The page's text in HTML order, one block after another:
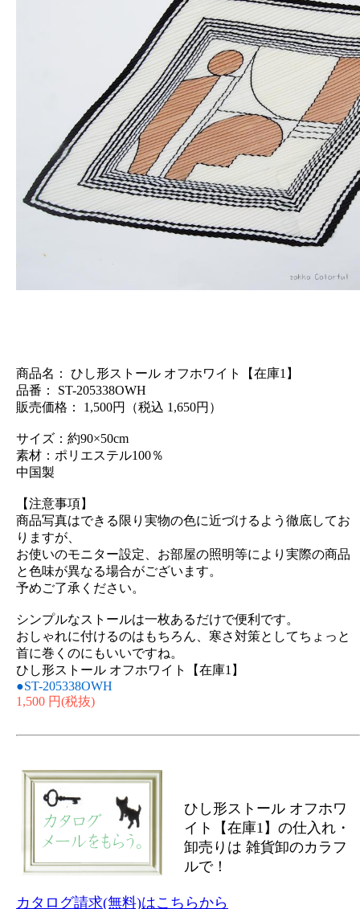
商品名： ひし形ストール オフホワイト【在庫1】
品番： ST-205338OWH
販売価格： 1,500円（税込 1,650円）
サイズ：約90×50cm
素材：ポリエステル100％
中国製
【注意事項】
商品写真はできる限り実物の色に近づけるよう徹底してお
りますが、
お使いのモニター設定、お部屋の照明等により実際の商品
と色味が異なる場合がございます。
予めご了承ください。
シンプルなストールは一枚あるだけで便利です。
おしゃれに付けるのはもちろん、寒さ対策としてちょっと
首に巻くのにもいいですね。
ひし形ストール オフホワイト【在庫1】
●ST-205338OWH
1,500 円(税抜)
ひし形ストール オフホワ
イト【在庫1】の仕入れ・
卸売りは 雑貨卸のカラフ
ルで！
カタログ請求(無料)はこちらから